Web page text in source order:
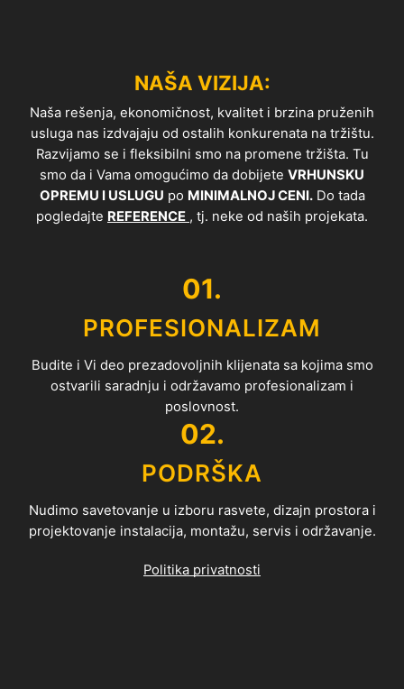
NAŠA VIZIJA:
Naša rešenja, ekonomičnost, kvalitet i brzina pruženih
usluga nas izdvajaju od ostalih konkurenata na tržištu.
Razvijamo se i fleksibilni smo na promene tržišta. Tu
smo da i Vama omogućimo da dobijete VRHUNSKU
OPREMU I USLUGU po MINIMALNOJ CENI.Do tada
pogledajte REFERENCE , tj. neke od naših projekata.
01.
PROFESIONALIZAM
Budite i Vi deo prezadovoljnih klijenata sa kojima smo
ostvarili saradnju i održavamo profesionalizam i
poslovnost.
02.
PODRŠKA
Nudimo savetovanje u izboru rasvete, dizajn prostora i
projektovanje instalacija, montažu, servis i održavanje.
Politika privatnosti